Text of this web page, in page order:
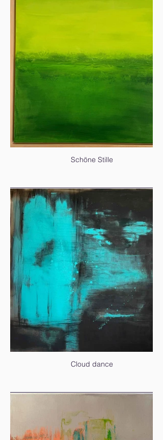
Schöne Stille
Cloud dance